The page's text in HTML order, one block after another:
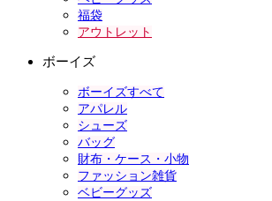
福袋
アウトレット
ボーイズ
ボーイズすべて
アパレル
シューズ
バッグ
財布・ケース・小物
ファッション雑貨
ベビーグッズ